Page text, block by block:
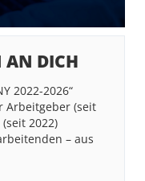
AN DICH
2022-2026“
Arbeitgeber (seit
2022)
– aus